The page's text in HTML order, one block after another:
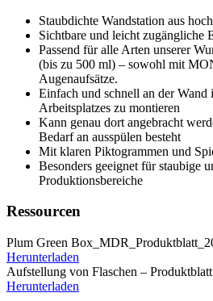
Staubdichte Wandstation aus
Sichtbare und leicht zugängliche
Passend für alle Arten unserer
(bis zu 500 ml) – sowohl mit
Augenaufsätze.
Einfach und schnell an der Wand
Arbeitsplatzes zu montieren
Kann genau dort angebracht
Bedarf an ausspülen besteht
Mit klaren Piktogrammen und
Besonders geeignet für staubige
Produktionsbereiche
Ressourcen
Plum Green
Herunterladen
Aufstellung von Flaschen –
Herunterladen